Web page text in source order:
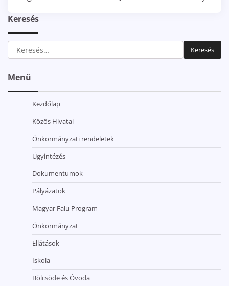
Keresés
Keresés:
Menü
Kezdőlap
Közös Hivatal
Önkormányzati rendeletek
Ügyintézés
Dokumentumok
Pályázatok
Magyar Falu Program
Önkormányzat
Ellátások
Iskola
Bölcsöde és Óvoda